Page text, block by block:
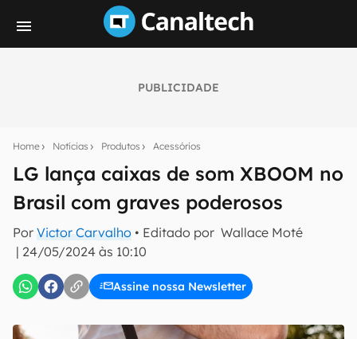
PUBLICIDADE
Home Notícias Produtos Acessórios
LG lança caixas de som XBOOM no
Brasil com graves poderosos
Por Victor Carvalho • Editado por Wallace Moté
| 24/05/2024 às 10:10
Assine nossa Newsletter
notícias e reviews sobre tecnologia em primeira
mão.
E-mail
Uso e Política de Privacidade do Canaltech.